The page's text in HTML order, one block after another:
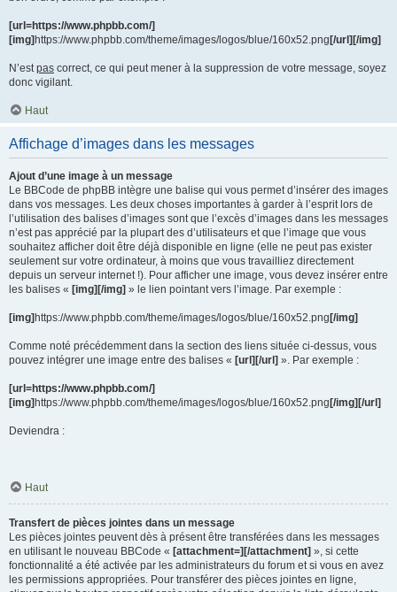
[url=https://www.phpbb.com/]
[img] https://www.phpbb.com/theme/images/logos/blue/160x52.png [/url][/img]
N’estpas correct, ce qui peut mener à la suppression de votre message, soyez
donc vigilant.
Haut
Affichage d’images dans les messages
Ajout d’une image à un message
Le BBCode de phpBB intègre une balise qui vous permet d’insérer des images
dans vos messages. Les deux choses importantes à garder à l’esprit lors de
l’utilisation des balises d’images sont que l’excès d’images dans les messages
n’est pas apprécié par la plupart des d’utilisateurs et que l’image que vous
souhaitez afficher doit être déjà disponible en ligne (elle ne peut pas exister
seulement sur votre ordinateur, à moins que vous travailliez directement
depuis un serveur internet !). Pour afficher une image, vous devez insérer entre
les balises « [img][/img] » le lien pointant vers l’image. Par exemple :
[img] https://www.phpbb.com/theme/images/logos/blue/160x52.png [/img]
Comme noté précédemment dans la section des liens située ci-dessus, vous
pouvez intégrer une image entre des balises « [url][/url] ». Par exemple :
[url=https://www.phpbb.com/]
[img] https://www.phpbb.com/theme/images/logos/blue/160x52.png [/img][/url]
Deviendra :
Haut
Transfert de pièces jointes dans un message
Les pièces jointes peuvent dès à présent être transférées dans les messages
en utilisant le nouveau BBCode « [attachment=][/attachment] », si cette
fonctionnalité a été activée par les administrateurs du forum et si vous en avez
les permissions appropriées. Pour transférer des pièces jointes en ligne,